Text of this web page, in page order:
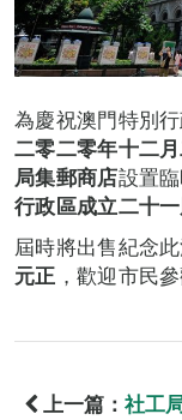
為慶祝澳門特別
二零二零年十二
局集郵商店設置
行政區成立二十一
屆時將出售紀念
元正 ，歡迎市民參
上一篇： 社工